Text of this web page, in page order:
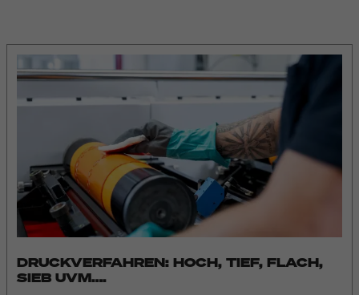
DRUCKVERFAHREN: HOCH, TIEF, FLACH,
SIEB UVM….